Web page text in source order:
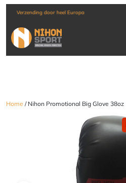
Verzending door heel Europa
Home / Nihon Promotional Big Glove 38oz